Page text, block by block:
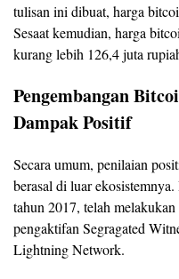
tulisan ini dibuat, harga
Sesaat kemudian, harga
kurang lebih 126,4 juta
Pengembangan
Dampak Positif
Secara umum, penilaian
berasal di luar
tahun 2017, telah
pengaktifan Segragated
Lightning Network.